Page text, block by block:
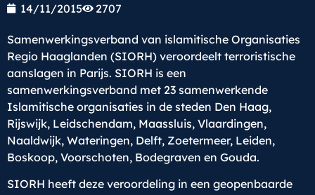
14/11/2015 2707
Samenwerkingsverband van islamitische Organisaties
Regio Haaglanden (SIORH) veroordeelt terroristische
aanslagen in Parijs. SIORH is een
samenwerkingsverband met 23 samenwerkende
Islamitische organisaties in de steden Den Haag,
Rijswijk, Leidschendam, Maassluis, Vlaardingen,
Naaldwijk, Wateringen, Delft, Zoetermeer, Leiden,
Boskoop, Voorschoten, Bodegraven en Gouda.
SIORH heeft deze veroordeling in een geopenbaarde